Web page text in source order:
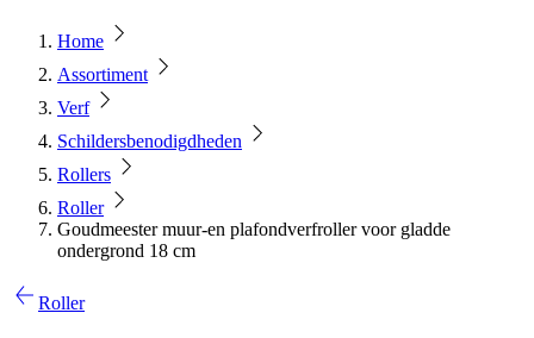
Home
Assortiment
Verf
Schildersbenodigdheden
Rollers
Roller
Goudmeester muur-en plafondverfroller voor gladde
ondergrond 18 cm
Roller